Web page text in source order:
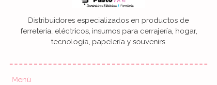
Distribuidores especializados en productos de
ferretería, eléctricos, insumos para cerrajería, hogar,
tecnología, papelería y souvenirs.
Menú